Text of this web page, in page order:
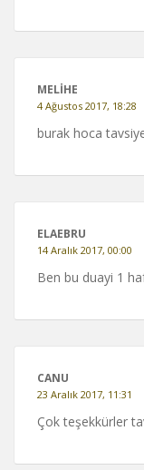
MELIHE
4 Ağustos 2017, 18:28
burak hoca
ELAEBRU
14 Aralık 2017, 00:00
Ben bu duayi 1
CANU
23 Aralık 2017, 11:31
Çok teşekkürler